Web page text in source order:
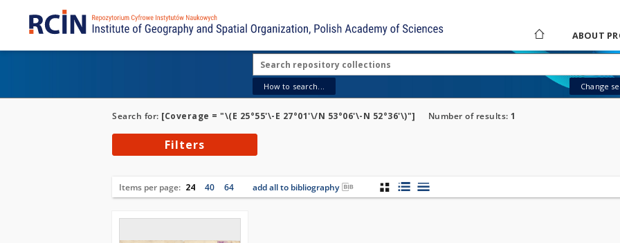
ABOUT
How to search... Change
Search for: [Coverage = "\(E 25°55'\-E 27°01'\/N 53°06'\-N 52°36'\)"] Number of results: 1
Filters
Items per page: 24 40 64 add all to bibliography